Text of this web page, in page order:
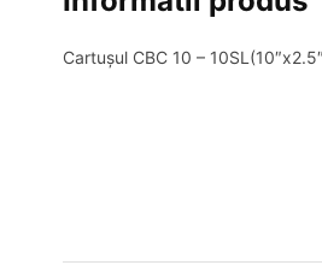
Cartușul CBC 10 –